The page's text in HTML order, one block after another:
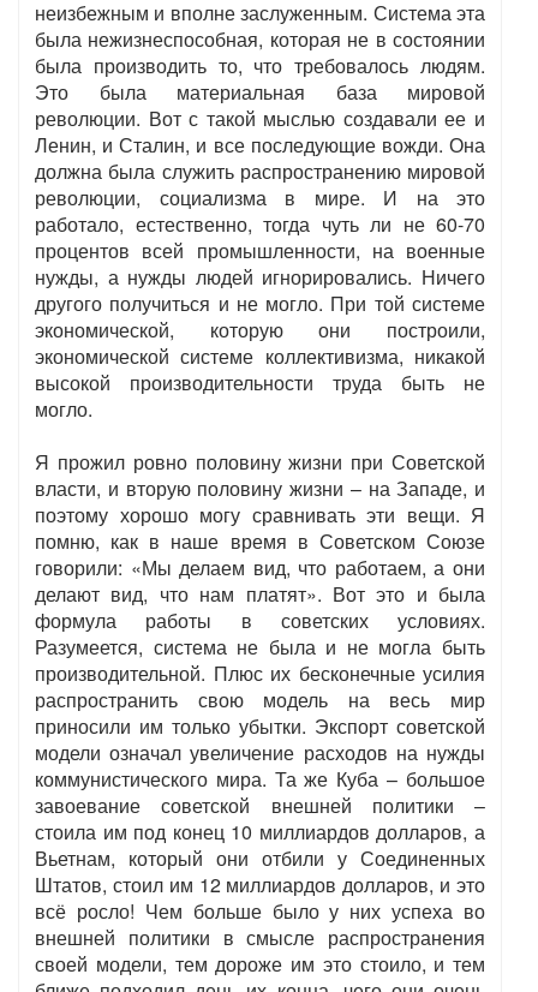
неизбежным и вполне заслуженным. Система эта
была нежизнеспособная, которая не в состоянии
была производить то, что требовалось людям.
Это была материальная база мировой
революции. Вот с такой мыслью создавали ее и
Ленин, и Сталин, и все последующие вожди. Она
должна была служить распространению мировой
революции, социализма в мире. И на это
работало, естественно, тогда чуть ли не 60-70
процентов всей промышленности, на военные
нужды, а нужды людей игнорировались. Ничего
другого получиться и не могло. При той системе
экономической, которую они построили,
экономической системе коллективизма, никакой
высокой производительности труда быть не
могло.
Я прожил ровно половину жизни при Советской
власти, и вторую половину жизни – на Западе, и
поэтому хорошо могу сравнивать эти вещи. Я
помню, как в наше время в Советском Союзе
говорили: «Мы делаем вид, что работаем, а они
делают вид, что нам платят». Вот это и была
формула работы в советских условиях.
Разумеется, система не была и не могла быть
производительной. Плюс их бесконечные усилия
распространить свою модель на весь мир
приносили им только убытки. Экспорт советской
модели означал увеличение расходов на нужды
коммунистического мира. Та же Куба – большое
завоевание советской внешней политики –
стоила им под конец 10 миллиардов долларов, а
Вьетнам, который они отбили у Соединенных
Штатов, стоил им 12 миллиардов долларов, и это
всё росло! Чем больше было у них успеха во
внешней политики в смысле распространения
своей модели, тем дороже им это стоило, и тем